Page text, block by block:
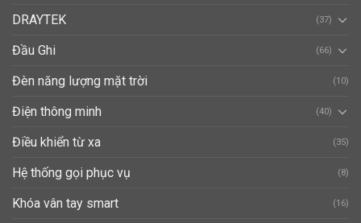
DRAYTEK (37)
Đầu Ghi (66)
Đèn năng lượng mặt trời (10)
Điện thông minh (40)
Điều khiển từ xa (35)
Hệ thống gọi phục vụ (8)
Khóa vân tay smart (16)